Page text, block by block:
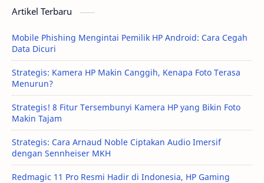
Artikel Terbaru
Mobile Phishing Mengintai Pemilik HP Android: Cara Cegah
Data Dicuri
Strategis: Kamera HP Makin Canggih, Kenapa Foto Terasa
Menurun?
Strategis! 8 Fitur Tersembunyi Kamera HP yang Bikin Foto
Makin Tajam
Strategis: Cara Arnaud Noble Ciptakan Audio Imersif
dengan Sennheiser MKH
Redmagic 11 Pro Resmi Hadir di Indonesia, HP Gaming